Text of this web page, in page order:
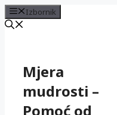
Izbornik
sadržajMjera
mudrosti –
Pomoć od